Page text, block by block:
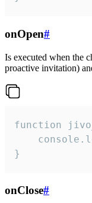
onOpen#
Is executed when the
proactive invitation)
function
}
onClose#